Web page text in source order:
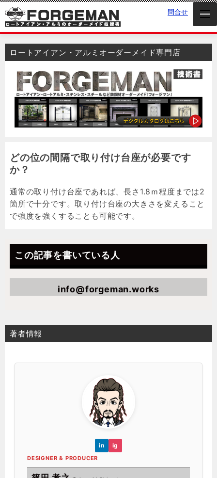
問合せ
ロートアイアン・アルミオーダーメイド専門店
どの位の間隔で取り付け台座が必要です
か？
通常の取り付け台座であれば、長さ1.8ｍ程度までは2
箇所で十分です。取り付け台座の大きさを変えること
で強度を強くすることも可能です。
この記事を書いている人
info@forgeman.works
著者情報
in ig
DESIGNER & PRODUCER